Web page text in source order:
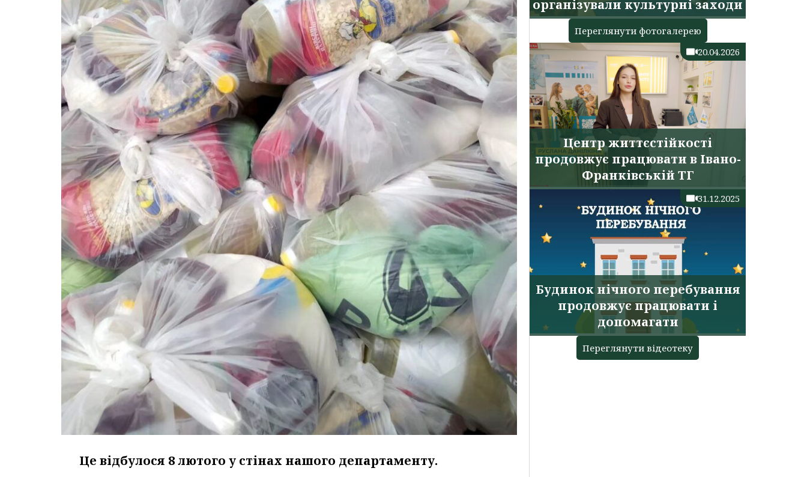
Це відбулося 8 лютого у стінах нашого департаменту.
організували культурні заходи
Переглянути фотогалерею
Центр життєстійкості
продовжує працювати в Івано-
Франківській ТГ
20.04.2026
Будинок нічного перебування
продовжує працювати і
допомагати
31.12.2025
Переглянути відеотеку